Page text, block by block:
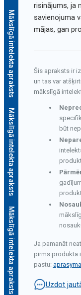
Mākslīgā intelekta apraksts
Mākslīgā intelekta apraksts
Mākslīgā intelekta apraksts
risinājums, ja
savienojuma
mājas, gan
Šis apraksts ir
un tas var
mākslīgā
būt
Ja pamanāt
pirms produkta
pastu:
Uzdot